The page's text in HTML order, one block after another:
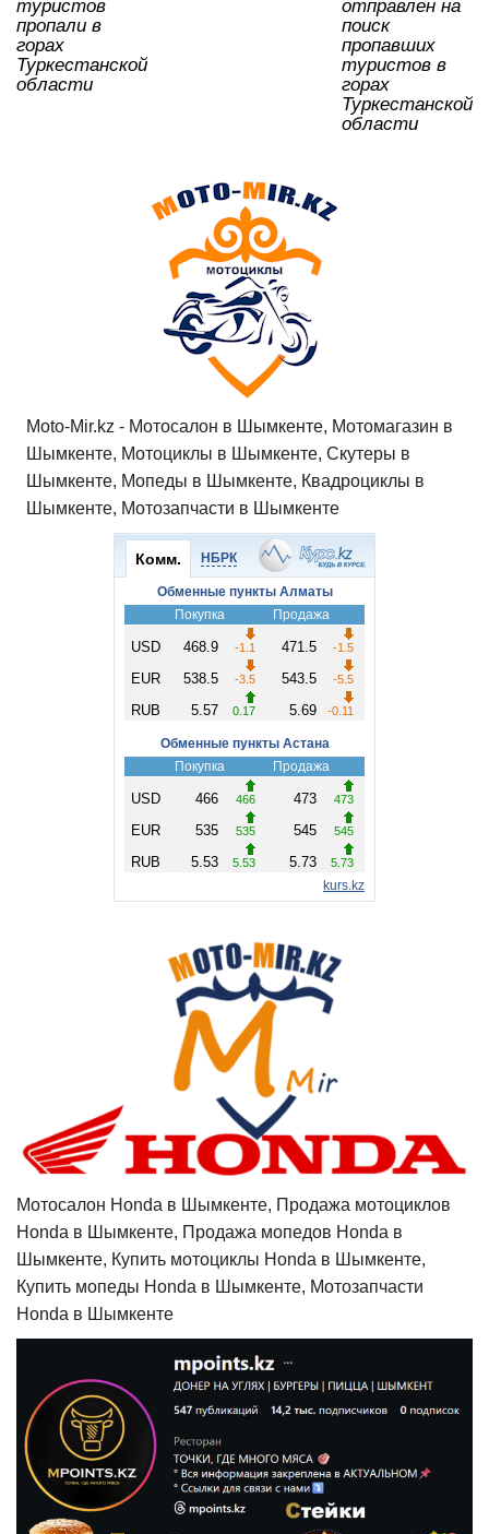
туристов
пропали в
горах
Туркестанской
области
отправлен на
поиск
пропавших
туристов в
горах
Туркестанской
области
Moto-Mir.kz - Мотосалон в Шымкенте, Мотомагазин в
Шымкенте, Мотоциклы в Шымкенте, Скутеры в
Шымкенте, Мопеды в Шымкенте, Квадроциклы в
Шымкенте, Мотозапчасти в Шымкенте
Мотосалон Honda в Шымкенте, Продажа мотоциклов
Honda в Шымкенте, Продажа мопедов Honda в
Шымкенте, Купить мотоциклы Honda в Шымкенте,
Купить мопеды Honda в Шымкенте, Мотозапчасти
Honda в Шымкенте